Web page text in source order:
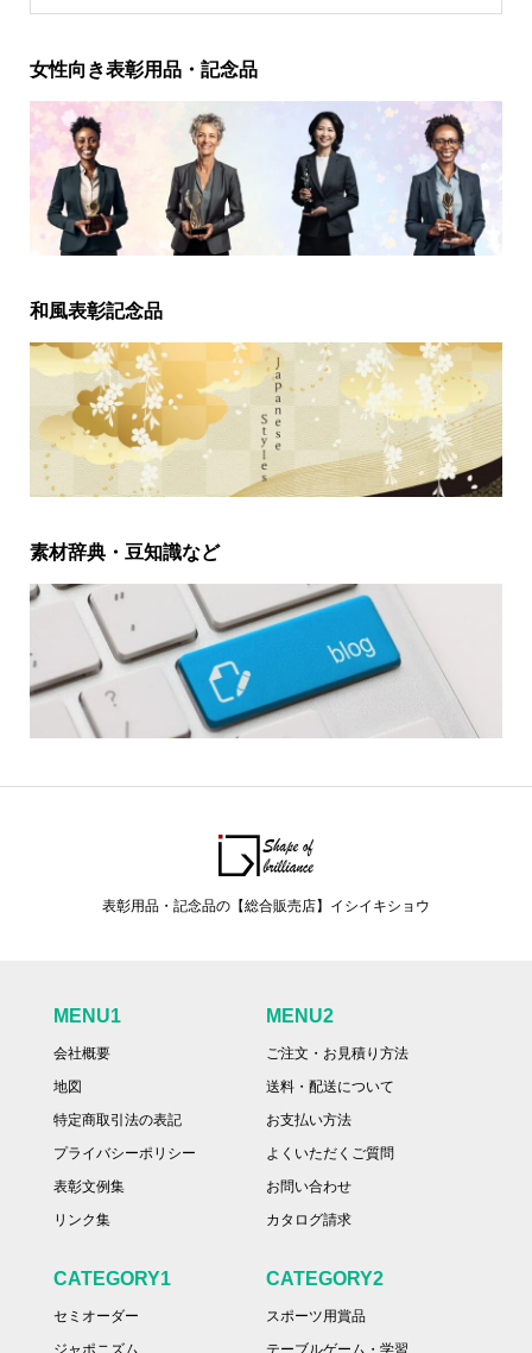
女性向き表彰用品・記念品
和風表彰記念品
素材辞典・豆知識など
表彰用品・記念品の【総合販売店】イシイキショウ
MENU1
会社概要
地図
特定商取引法の表記
プライバシーポリシー
表彰文例集
リンク集
MENU2
ご注文・お見積り方法
送料・配送について
お支払い方法
よくいただくご質問
お問い合わせ
カタログ請求
CATEGORY1
セミオーダー
ジャポニズム
CATEGORY2
スポーツ用賞品
テーブルゲーム・学習